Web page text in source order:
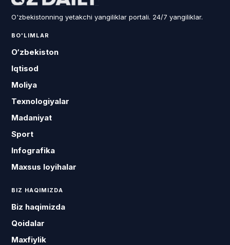
O'zbekistonning yetakchi yangiliklar portali. 24/7 yangiliklar.
BO'LIMLAR
O‘zbekiston
Iqtisod
Moliya
Texnologiyalar
Madaniyat
Sport
Infografika
Maxsus loyihalar
BIZ HAQIMIZDA
Biz haqimizda
Qoidalar
Maxfiylik